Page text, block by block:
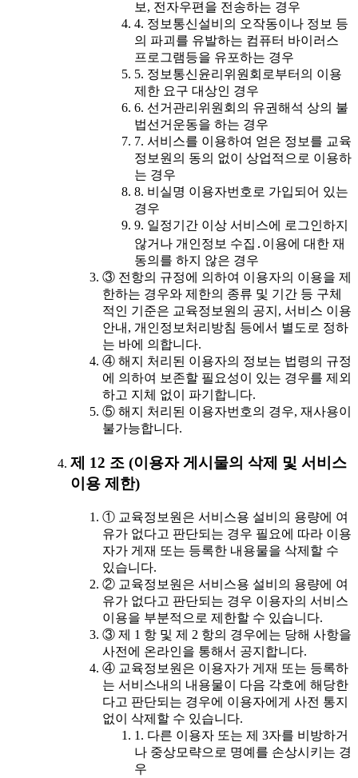
보, 전자우편을 전송하는 경우
4. 정보통신설비의 오작동이나 정보 등
의 파괴를 유발하는 컴퓨터 바이러스
프로그램등을 유포하는 경우
5. 정보통신윤리위원회로부터의 이용
제한 요구 대상인 경우
6. 선거관리위원회의 유권해석 상의 불
법선거운동을 하는 경우
7. 서비스를 이용하여 얻은 정보를 교육
정보원의 동의 없이 상업적으로 이용하
는 경우
8. 비실명 이용자번호로 가입되어 있는
경우
9. 일정기간 이상 서비스에 로그인하지
않거나 개인정보 수집․이용에 대한 재
동의를 하지 않은 경우
③ 전항의 규정에 의하여 이용자의 이용을 제
한하는 경우와 제한의 종류 및 기간 등 구체
적인 기준은 교육정보원의 공지, 서비스 이용
안내, 개인정보처리방침 등에서 별도로 정하
는 바에 의합니다.
④ 해지 처리된 이용자의 정보는 법령의 규정
에 의하여 보존할 필요성이 있는 경우를 제외
하고 지체 없이 파기합니다.
⑤ 해지 처리된 이용자번호의 경우, 재사용이
불가능합니다.
제 12 조 (이용자 게시물의 삭제 및 서비스
이용 제한)
① 교육정보원은 서비스용 설비의 용량에 여
유가 없다고 판단되는 경우 필요에 따라 이용
자가 게재 또는 등록한 내용물을 삭제할 수
있습니다.
② 교육정보원은 서비스용 설비의 용량에 여
유가 없다고 판단되는 경우 이용자의 서비스
이용을 부분적으로 제한할 수 있습니다.
③ 제 1 항 및 제 2 항의 경우에는 당해 사항을
사전에 온라인을 통해서 공지합니다.
④ 교육정보원은 이용자가 게재 또는 등록하
는 서비스내의 내용물이 다음 각호에 해당한
다고 판단되는 경우에 이용자에게 사전 통지
없이 삭제할 수 있습니다.
1. 다른 이용자 또는 제 3자를 비방하거
나 중상모략으로 명예를 손상시키는 경
우